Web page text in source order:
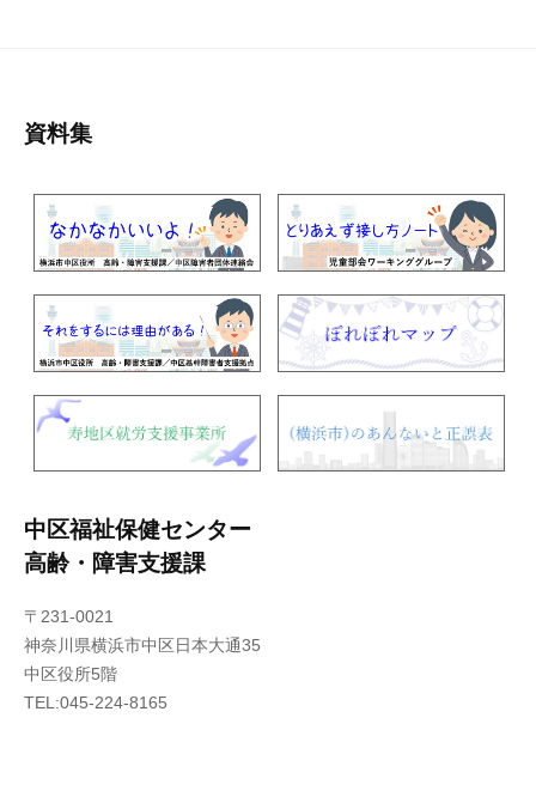
資料集
中区福祉保健センター
高齢・障害支援課
〒231-0021
神奈川県横浜市中区日本大通35
中区役所5階
TEL:045-224-8165